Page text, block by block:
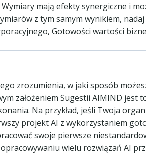
mają efekty synergiczne i
z tym samym wynikiem,
Gotowości wartości
zrozumienia, w jaki sposób
założeniem Sugestii AIMIND jest
Na przykład, jeśli Twoja
projekt AI z wykorzystaniem
swoje pierwsze
wielu rozwiązań AI